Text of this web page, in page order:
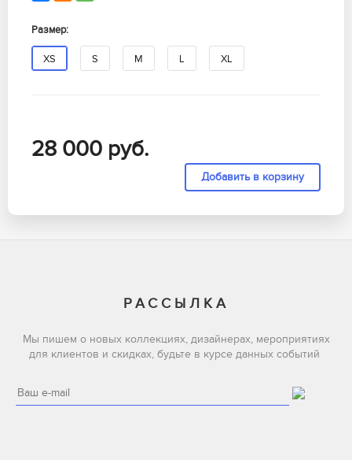
Размер:
XS S M L XL
28 000 руб.
РАССЫЛКА
Мы пишем о новых коллекциях, дизайнерах, мероприятиях
для клиентов и скидках, будьте в курсе данных событий